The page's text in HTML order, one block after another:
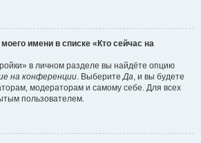
имени в списке «Кто сейчас на
в личном разделе вы найдёте опцию
на конференции. ВыберитеДа, и вы будете
модераторам и самому себе. Для всех
пользователем.